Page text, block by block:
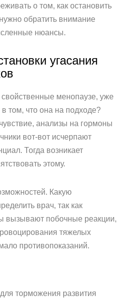
о том, как остановить
обратить внимание
нюансы.
угасания
менопаузе, уже
том, что она на подходе?
анализы на гормоны
вот-вот исчерпают
Тогда возникает
этому.
Какую
врач, так как
вызывают побочные реакции,
тяжелых
противопоказаний.
торможения развития